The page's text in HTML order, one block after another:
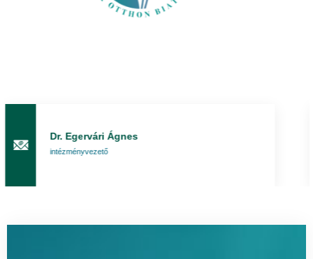
Dr. Egervári Ágnes
intézményvezető